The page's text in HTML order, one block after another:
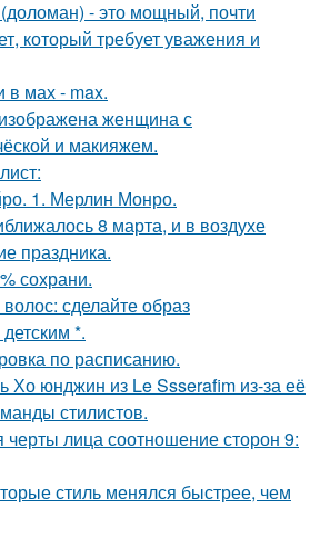
(доломан) - это мощный, почти
который требует уважения и
в мах - max.
женщина с
и макияжем.
1. Мерлин Монро.
8 марта, и в воздухе
праздника.
сохрани.
сделайте образ
*.
по расписанию.
Хо юнджин из Le Ssserafim из-за её
стилистов.
лица соотношение сторон 9:
стиль менялся быстрее, чем